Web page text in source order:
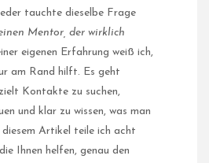
tauchte dieselbe Frage
Mentor, der wirklich
eigenen Erfahrung weiß ich,
am Rand hilft. Es geht
Kontakte zu suchen,
und klar zu wissen, was man
Artikel teile ich acht
Ihnen helfen, genau den